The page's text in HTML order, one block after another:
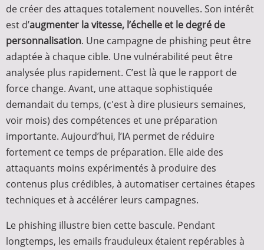
de créer des attaques totalement nouvelles. Son intérêt
est d’augmenter la vitesse, l’échelle et le degré de
personnalisation. Une campagne de phishing peut être
adaptée à chaque cible. Une vulnérabilité peut être
analysée plus rapidement. C’est là que le rapport de
force change. Avant, une attaque sophistiquée
demandait du temps, (c'est à dire plusieurs semaines,
voir mois) des compétences et une préparation
importante. Aujourd’hui, l’IA permet de réduire
fortement ce temps de préparation. Elle aide des
attaquants moins expérimentés à produire des
contenus plus crédibles, à automatiser certaines étapes
techniques et à accélérer leurs campagnes.
Le phishing illustre bien cette bascule. Pendant
longtemps, les emails frauduleux étaient repérables à